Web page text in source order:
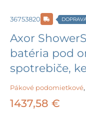
36753820
Axor
batéria pod
spotrebiče,
Pákové podomietkové,
1437,58 €